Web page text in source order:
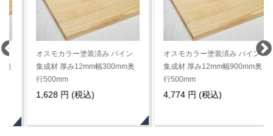
オスモカラー塗装済み パイン
集成材 厚み12mm幅300mm奥
行500mm
1,628 円 (税込)
オスモカラー塗装済み パイン
集成材 厚み12mm幅900mm奥
行500mm
4,774 円 (税込)